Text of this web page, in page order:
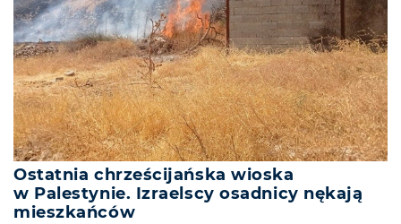
Ostatnia chrześcijańska wioska
w Palestynie. Izraelscy osadnicy nękają
mieszkańców